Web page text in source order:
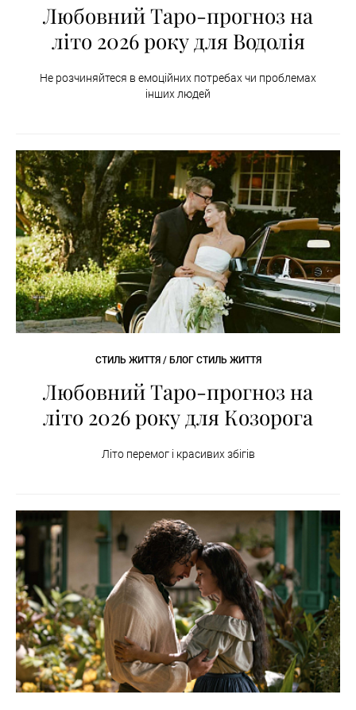
Любовний Таро-прогноз на
літо 2026 року для Водолія
Не розчиняйтеся в емоційних потребах чи проблемах
інших людей
СТИЛЬ ЖИТТЯ / БЛОГ СТИЛЬ ЖИТТЯ
Любовний Таро-прогноз на
літо 2026 року для Козорога
Літо перемог і красивих збігів